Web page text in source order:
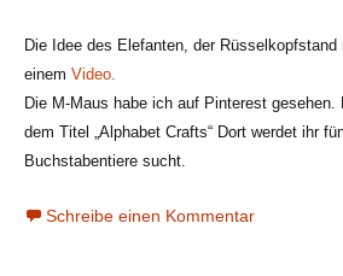
Die Idee des Elefanten, der
einem Video.
Die M-Maus habe ich auf Pinterest
dem Titel „Alphabet Crafts“ Dort werdet ihr
Buchstabentiere sucht.
Schreibe einen Kommentar